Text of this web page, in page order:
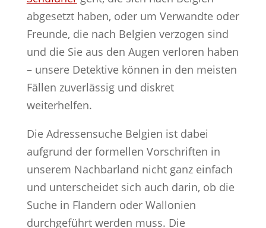
abgesetzt haben, oder um Verwandte oder
Freunde, die nach Belgien verzogen sind
und die Sie aus den Augen verloren haben
– unsere Detektive können in den meisten
Fällen zuverlässig und diskret
weiterhelfen.
Die Adressensuche Belgien ist dabei
aufgrund der formellen Vorschriften in
unserem Nachbarland nicht ganz einfach
und unterscheidet sich auch darin, ob die
Suche in Flandern oder Wallonien
durchgeführt werden muss. Die